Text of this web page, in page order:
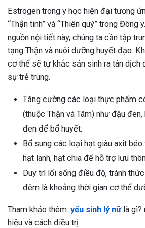
Estrogen trong y học hiện đại tương
“Thận tinh” và “Thiên quý” trong Đông
nguồn nội tiết này, chúng ta cần tập
tạng Thận và nuôi dưỡng huyết đạo.
cơ thể sẽ tự khắc sản sinh ra tân dịch
sự trẻ trung.
Tăng cường các loại thực phẩm
(thuộc Thận và Tâm) như đậu
đen để bổ huyết.
Bổ sung các loại hạt giàu axit béo
hạt lanh, hạt chia để hỗ trợ lưu
Duy trì lối sống điều độ, tránh
đêm là khoảng thời gian cơ thể
Tham khảo thêm: yếu sinh lý nữlà gì?
hiệu và cách điều trị